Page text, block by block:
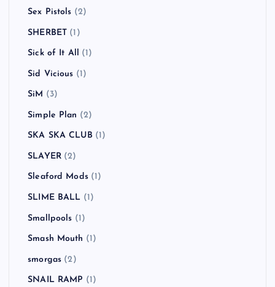
Sex Pistols (2)
SHERBET (1)
Sick of It All (1)
Sid Vicious (1)
SiM (3)
Simple Plan (2)
SKA SKA CLUB (1)
SLAYER(2)
Sleaford Mods(1)
SLIME BALL (1)
Smallpools (1)
Smash Mouth (1)
smorgas (2)
SNAIL RAMP (1)